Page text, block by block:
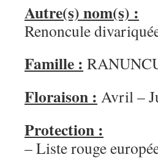
Autre(s) nom(s) :
Renoncule
Famille :
Floraison : Avril –
Protection :
– Liste rouge